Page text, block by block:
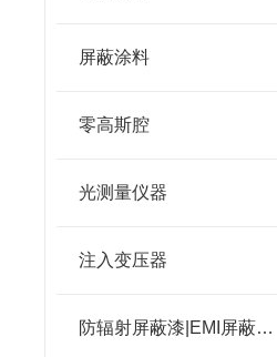
屏蔽涂料
零高斯腔
光测量仪器
注入变压器
防辐射屏蔽漆|EMI屏蔽涂料